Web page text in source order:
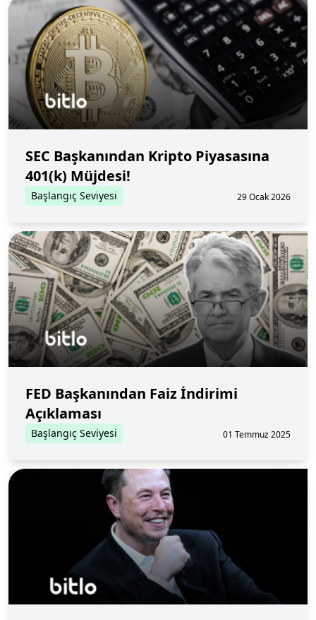
SEC Başkanından Kripto Piyasasına
401(k) Müjdesi!
Başlangıç Seviyesi 29 Ocak 2026
FED Başkanından Faiz İndirimi
Açıklaması
Başlangıç Seviyesi 01 Temmuz 2025